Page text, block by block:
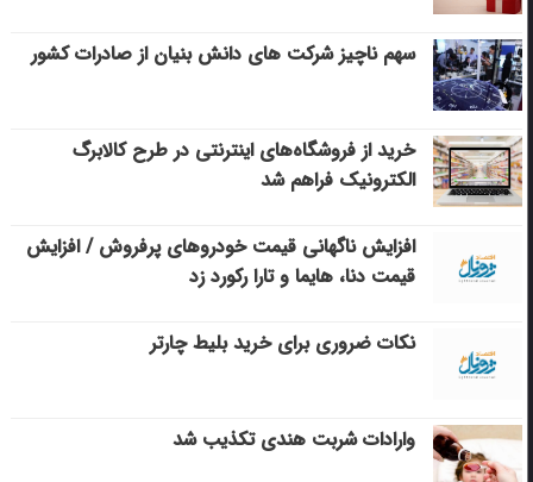
سهم ناچیز شرکت های دانش بنیان از صادرات کشور
خرید از فروشگاه‌های اینترنتی در طرح کالابرگ
الکترونیک فراهم شد
افزایش ناگهانی قیمت خودروهای پرفروش / افزایش
قیمت دنا، هایما و تارا رکورد زد
نکات ضروری برای خرید بلیط چارتر
وارادات شربت هندی تکذیب شد